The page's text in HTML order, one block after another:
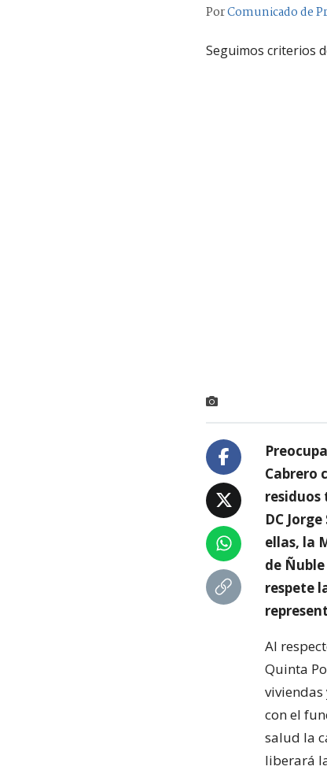
PorComunicado de
Seguimos criterios
Cabrero
residuos
DC
ellas, la
de
respete
Al
Quinta
con el
salud la
liberará